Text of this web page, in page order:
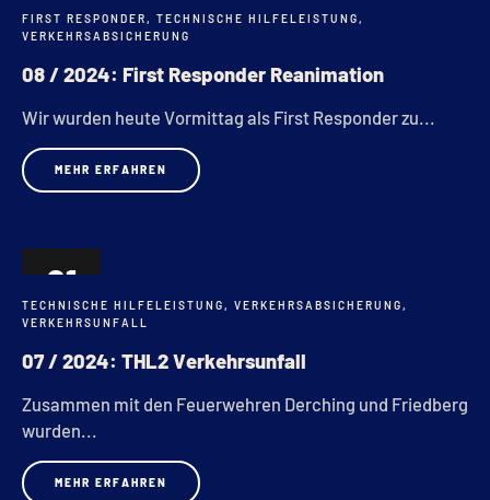
MÄRZ
FIRST RESPONDER, TECHNISCHE HILFELEISTUNG,
VERKEHRSABSICHERUNG
08 / 2024: First Responder Reanimation
Wir wurden heute Vormittag als First Responder zu...
MEHR ERFAHREN
21
MÄRZ
TECHNISCHE HILFELEISTUNG, VERKEHRSABSICHERUNG,
VERKEHRSUNFALL
07 / 2024: THL2 Verkehrsunfall
Zusammen mit den Feuerwehren Derching und Friedberg
wurden...
MEHR ERFAHREN